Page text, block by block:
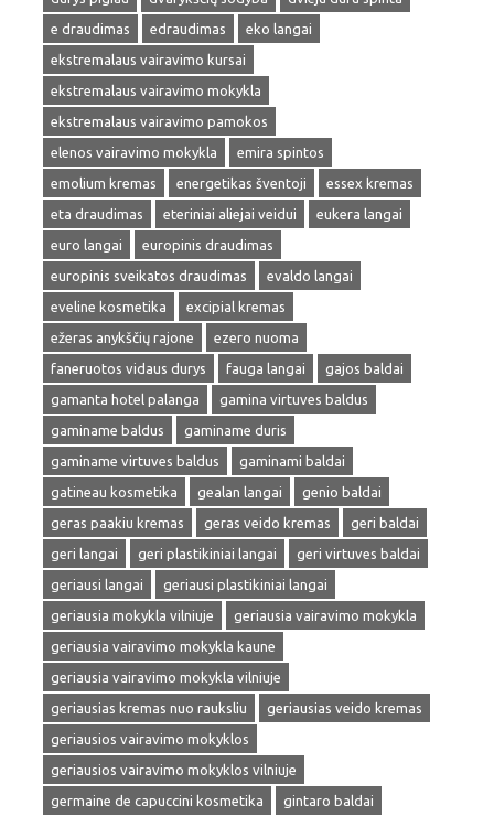
e draudimas
edraudimas
eko langai
ekstremalaus vairavimo kursai
ekstremalaus vairavimo mokykla
ekstremalaus vairavimo pamokos
elenos vairavimo mokykla
emira spintos
emolium kremas
energetikas šventoji
essex kremas
eta draudimas
eteriniai aliejai veidui
eukera langai
euro langai
europinis draudimas
europinis sveikatos draudimas
evaldo langai
eveline kosmetika
excipial kremas
ežeras anykščių rajone
ezero nuoma
faneruotos vidaus durys
fauga langai
gajos baldai
gamanta hotel palanga
gamina virtuves baldus
gaminame baldus
gaminame duris
gaminame virtuves baldus
gaminami baldai
gatineau kosmetika
gealan langai
genio baldai
geras paakiu kremas
geras veido kremas
geri baldai
geri langai
geri plastikiniai langai
geri virtuves baldai
geriausi langai
geriausi plastikiniai langai
geriausia mokykla vilniuje
geriausia vairavimo mokykla
geriausia vairavimo mokykla kaune
geriausia vairavimo mokykla vilniuje
geriausias kremas nuo rauksliu
geriausias veido kremas
geriausios vairavimo mokyklos
geriausios vairavimo mokyklos vilniuje
germaine de capuccini kosmetika
gintaro baldai